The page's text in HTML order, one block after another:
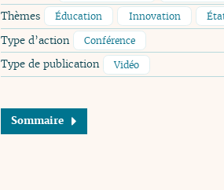
Thèmes Éducation Innovation
Type d’action Conférence
Type de publication Vidéo
Sommaire